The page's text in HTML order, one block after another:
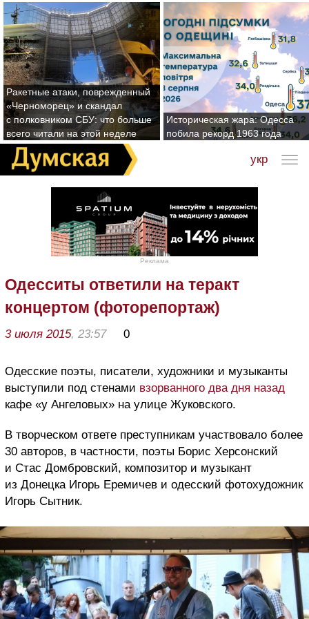
Ракетные атаки, поврежденный
«Черноморец» и скандал
с полковником СБУ: что больше
всего читали на этой неделе
Историческая жара: Одесса
побила рекорд 1963 года
укр
Реклама
Одесситы ответили на теракт
концертом (фоторепортаж)
3 июля 2015, 23:57 0
Одесские поэты, писатели, художники и музыканты
выступили под стенами взорванного два дня назад
кафе «у Ангеловых» на улице Жуковского.
В творческом ответе преступникам участвовало более
30 авторов, в частности, поэты Борис Херсонский
и Стас Домбровский, композитор и музыкант
из Донецка Игорь Еремичев и одесский фотохудожник
Игорь Сытник.